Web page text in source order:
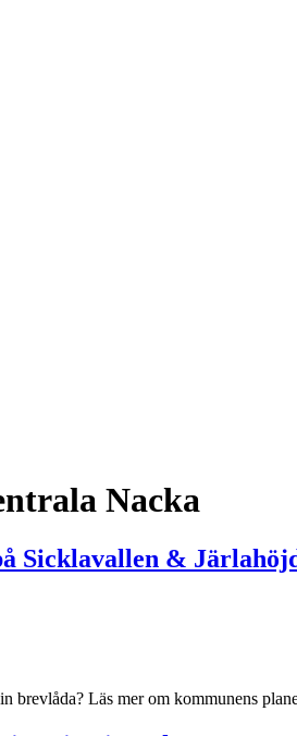
Nacka
Sicklavallen &
brevlåda? Läs mer om kommunens